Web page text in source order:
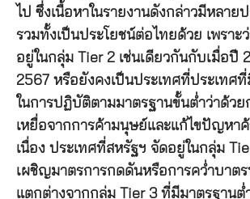
ไป ซึ่งเนื้อหาในรายงานดังกล่าวมีหลาย
รวมทั้งเป็นประโยชน์ต่อไทยด้วย เพราะ
อยู่ในกลุ่ม Tier 2 เช่นเดียวกันกับเมื่อปี
2567 หรือยังคงเป็นประเทศที่ประเทศ
ในการปฏิบัติตามมาตรฐานขั้นต่ำว่าด้วย
เหยื่อจากการค้ามนุษย์และแก้ไขปัญหา
เนื่อง ประเทศที่สหรัฐฯ จัดอยู่ในกลุ่ม
เผชิญมาตรการกดดันหรือการคว่ำบาต
แตกต่างจากกลุ่ม Tier 3 ที่มีมาตรฐานต่